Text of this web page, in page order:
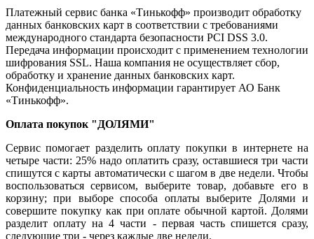
Платежный сервис банка «Тинькофф» производит обработку
данных банковских карт в соответствии с требованиями
международного стандарта безопасности PCI DSS 3.0.
Передача информации происходит с применением технологии
шифрования SSL. Наша компания не осуществляет сбор,
обработку и хранение данных банковских карт.
Конфиденциальность информации гарантирует АО Банк
«Тинькофф».
Оплата покупок "ДОЛЯМИ"
Сервис помогает разделить оплату покупки в интернете на
четыре части: 25% надо оплатить сразу, оставшиеся три части
спишутся с карты автоматически с шагом в две недели. Чтобы
воспользоваться сервисом, выберите товар, добавьте его в
корзину; при выборе способа оплаты выберите Долями и
совершите покупку как при оплате обычной картой. Долями
разделит оплату на 4 части - первая часть спишется сразу,
следующие три - через каждые две недели.